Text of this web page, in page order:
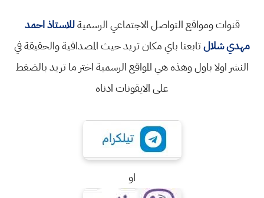
قنوات ومواقع التواصل الاجتماعي الرسميةللاستاذ احمد
مهدي شلالتابعنا باي مكان تريد حيث المصداقية والحقيقة في
النشر اولا باول وهذه هي المواقع الرسمية اختر ما تريد بالضغط
على الايقونات ادناه
او